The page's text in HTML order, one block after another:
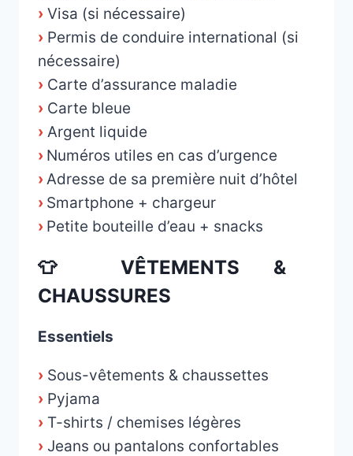
› Visa (si nécessaire)
› Permis de conduire international (si
nécessaire)
› Carte d’assurance maladie
› Carte bleue
› Argent liquide
› Numéros utiles en cas d’urgence
› Adresse de sa première nuit d’hôtel
› Smartphone + chargeur
› Petite bouteille d’eau + snacks
👕 VÊTEMENTS &
CHAUSSURES
Essentiels
› Sous-vêtements & chaussettes
› Pyjama
› T-shirts / chemises légères
› Jeans ou pantalons confortables